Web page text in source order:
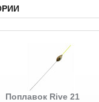
Поплавок Rive 21